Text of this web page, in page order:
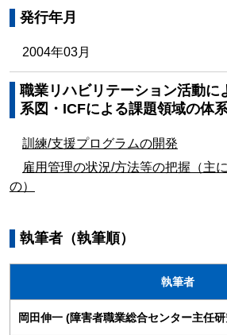
発行年月
2004年03月
職業リハビリテーション活動に
系図・ICFによる課題領域の体
訓練/支援プログラムの開発
雇用管理の状況/方法等の把握（主
の）
執筆者（執筆順）
執筆者
岡田伸一 (障害者職業総合センター主任